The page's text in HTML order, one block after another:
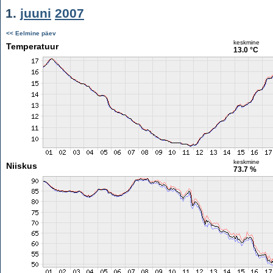
1. juuni 2007
<< Eelmine päev
Temperatuur keskmine
13.0 °C
Niiskus keskmine
73.7 %